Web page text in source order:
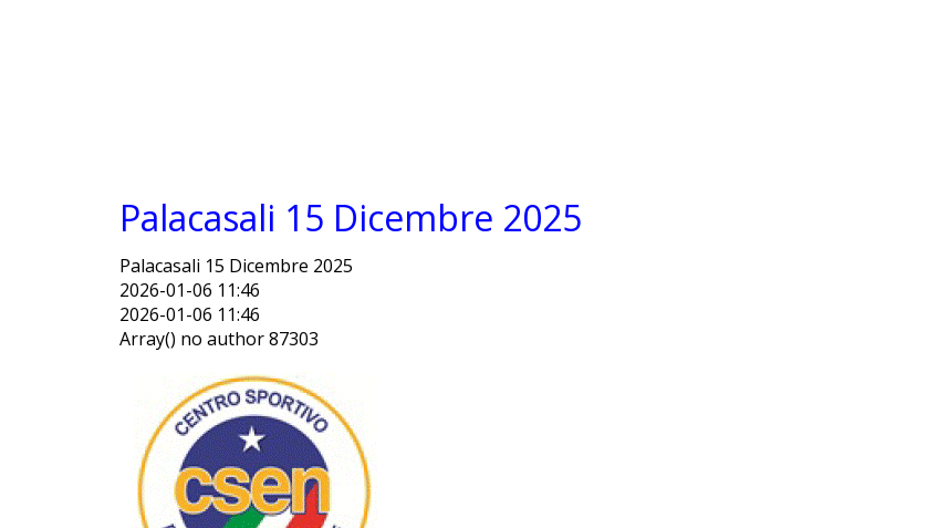
Palacasali 15 Dicembre 2025
Palacasali 15 Dicembre 2025
2026-01-06 11:46
2026-01-06 11:46
Array() no author 87303